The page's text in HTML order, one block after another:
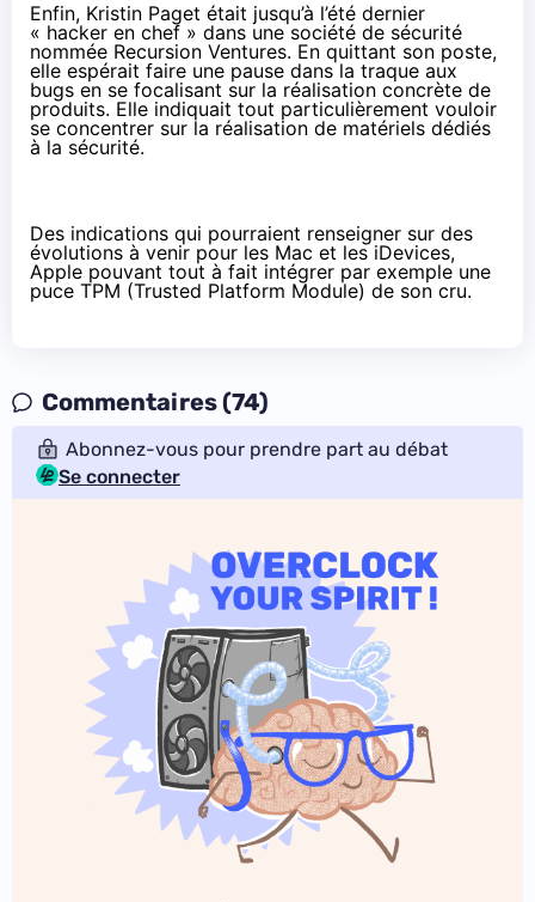
Enfin, Kristin Paget était jusqu’à l’été dernier
« hacker en chef » dans une société de sécurité
nommée Recursion Ventures. En quittant son poste,
elle espérait faire une pause dans la traque aux
bugs en se focalisant sur la réalisation concrète de
produits. Elle indiquait tout particulièrement vouloir
se concentrer sur la réalisation de matériels dédiés
à la sécurité.
Des indications qui pourraient renseigner sur des
évolutions à venir pour les Mac et les iDevices,
Apple pouvant tout à fait intégrer par exemple une
puce TPM (Trusted Platform Module) de son cru.
Commentaires (74)
Abonnez-vous pour prendre part au débat
Se connecter